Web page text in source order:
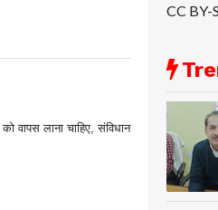
वापस लाना चाहिए, संविधान
CC BY-